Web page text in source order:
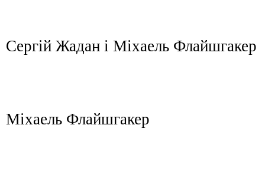
Сергій Жадан і Міхаель Флайшгакер
Міхаель Флайшгакер